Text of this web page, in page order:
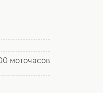
моточасов